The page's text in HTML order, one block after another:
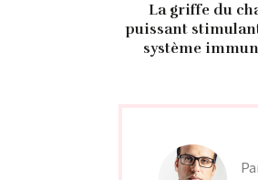
La griffe du
puissant
système